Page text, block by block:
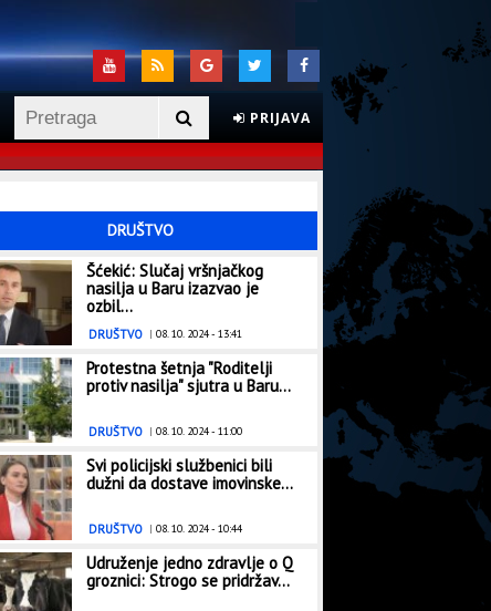
PRIJAVA
DRUŠTVO
Šćekić: Slučaj vršnjačkog
nasilja u Baru izazvao je
ozbil...
DRUŠTVO | 08. 10. 2024 - 13:41
Protestna šetnja "Roditelji
protiv nasilja" sjutra u Baru...
DRUŠTVO | 08. 10. 2024 - 11:00
Svi policijski službenici bili
dužni da dostave imovinske...
DRUŠTVO | 08. 10. 2024 - 10:44
Udruženje jedno zdravlje o Q
groznici: Strogo se pridržav...